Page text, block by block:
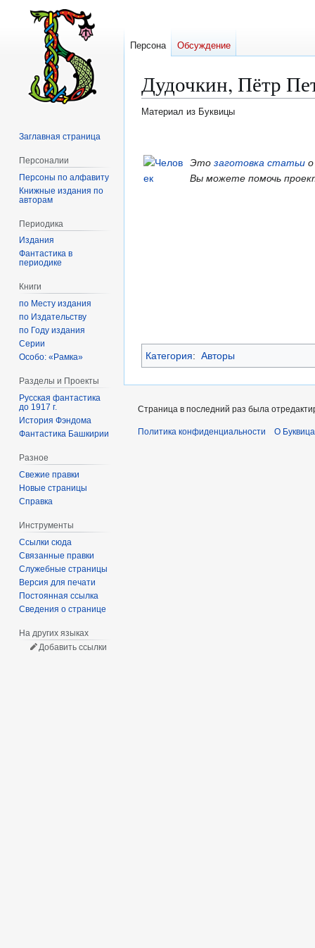
Дудочкин, Пётр
Материал из Буквицы
к
навигации
к
поиску
Это заготовка статьи
Вы можете помочь
Категория: Авторы
Персона Обсуждение
Заглавная страница
Персоналии
Персоны по алфавиту
Книжные издания по
авторам
Периодика
Издания
Фантастика в
периодике
Книги
по Месту издания
по Издательству
по Году издания
Серии
Особо: «Рамка»
Разделы и Проекты
Русская фантастика
до 1917 г.
История Фэндома
Фантастика Башкирии
Разное
Свежие правки
Новые страницы
Справка
Инструменты
Ссылки сюда
Связанные правки
Служебные страницы
Версия для печати
Постоянная ссылка
Сведения о странице
На других языках
Добавить ссылки
Страница в последний раз была
Политика конфиденциальности О Буквица